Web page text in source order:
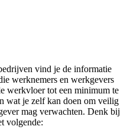
vind je de informatie
werknemers en werkgevers
werkvloer tot een minimum te
wat je zelf kan doen om veilig
mag verwachten. Denk bij
volgende: